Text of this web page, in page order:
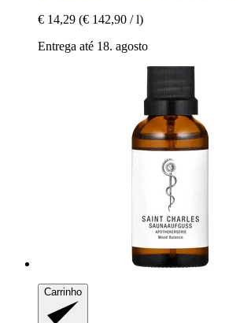
€ 14,29 (€ 142,90 / l)
Entrega até 18. agosto
Carrinho